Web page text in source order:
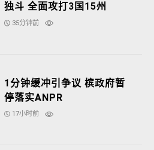
独斗 全面攻打3国15州
35分钟前
1分钟缓冲引争议 槟政府暂
停落实ANPR
17小时前